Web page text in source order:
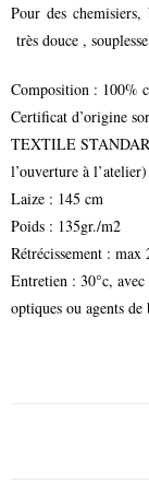
Pour des
très douce ,
Composition : 100%
Certificat d’origine
TEXTILE
l’ouverture à l’atelier)
Laize : 145 cm
Poids : 135gr./m2
Rétrécissement : max
Entretien : 30°c, avec
optiques ou agents